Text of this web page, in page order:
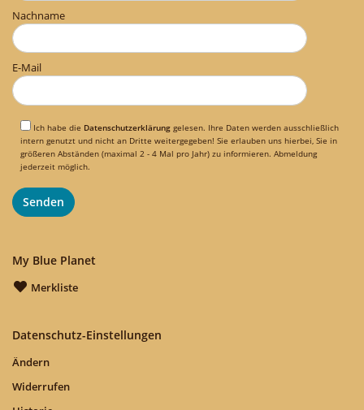
Nachname
E-Mail
Ich habe die Datenschutzerklärung gelesen. Ihre Daten werden ausschließlich
intern genutzt und nicht an Dritte weitergegeben! Sie erlauben uns hierbei, Sie in
größeren Abständen (maximal 2 - 4 Mal pro Jahr) zu informieren. Abmeldung
jederzeit möglich.
My Blue Planet
Merkliste
Datenschutz-Einstellungen
Ändern
Widerrufen